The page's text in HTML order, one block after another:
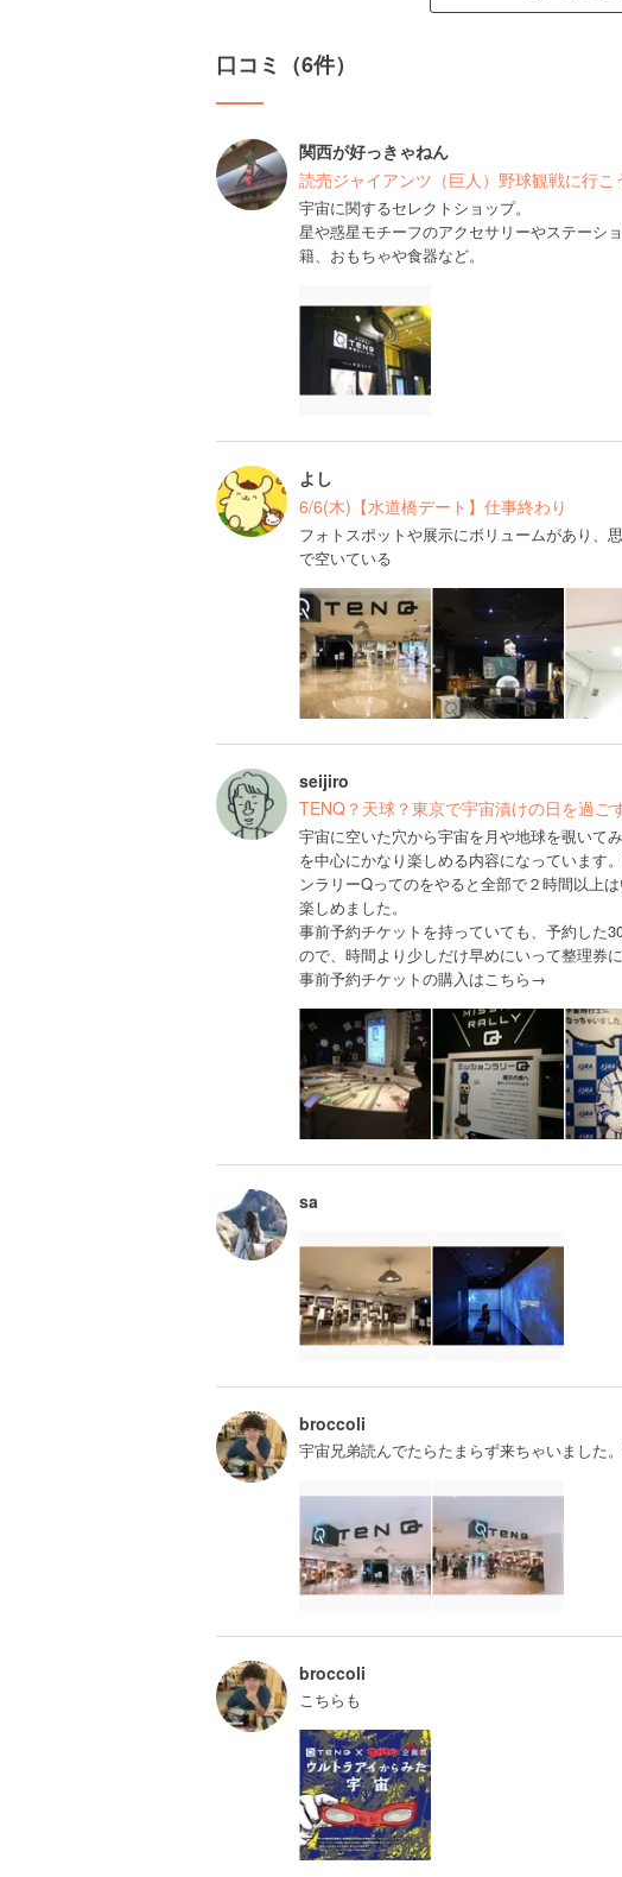
口コミ（6件）
関西が好っきゃねん
読売ジャイアンツ（巨人）野球観戦に行こ
宇宙に関するセレクトショップ。
星や惑星モチーフのアクセサリーやステーシ
籍、おもちゃや食器など。
よし
6/6(木)【水道橋デート】仕事終わり
フォトスポットや展示にボリュームがあり、
で空いている
seijiro
TENQ？天球？東京で宇宙漬けの日を過ご
宇宙に空いた穴から宇宙を月や地球を覗いて
を中心にかなり楽しめる内容になっています
ンラリーQってのをやると全部で２時間以上
楽しめました。
事前予約チケットを持っていても、予約した
ので、時間より少しだけ早めにいって整理券
事前予約チケットの購入はこちら→
sa
broccoli
宇宙兄弟読んでたらたまらず来ちゃいました
broccoli
こちらも